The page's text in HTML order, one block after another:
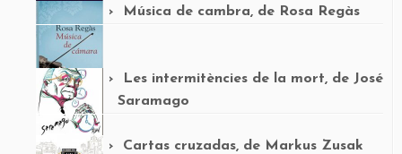
Música de cambra, de Rosa Regàs
Les intermitències de la mort, de José
Saramago
Cartas cruzadas, de Markus Zusak